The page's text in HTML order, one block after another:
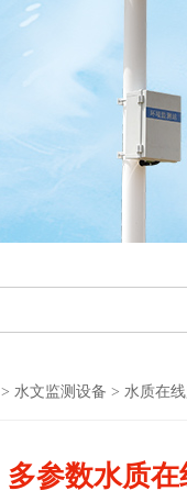
> 水文监测设备 > 水质在
多参数水质